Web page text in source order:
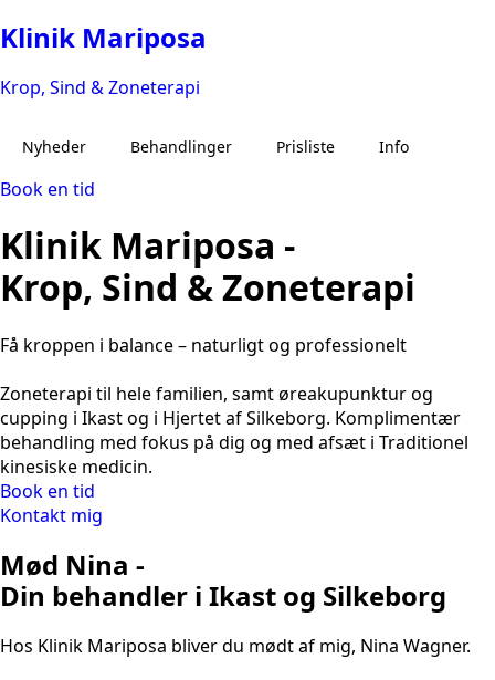
Klinik Mariposa
Krop, Sind & Zoneterapi
Nyheder Behandlinger
Zoneterapi
Øreakupunktur
Baby og børne zoneterapi
Prisliste Info
Kontakt
Book en tid
Klinik Mariposa -
Krop, Sind & Zoneterapi
Få kroppen i balance – naturligt og professionelt
Zoneterapi til hele familien, samt øreakupunktur og
cupping i Ikast og i Hjertet af Silkeborg. Komplimentær
behandling med fokus på dig og med afsæt i Traditionel
kinesiske medicin.
Book en tid
Kontakt mig
Mød Nina -
Din behandler i Ikast og Silkeborg
Hos Klinik Mariposa bliver du mødt af mig, Nina Wagner.